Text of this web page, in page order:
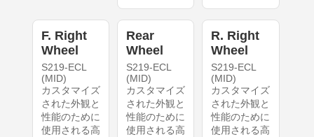
F. Right
Wheel
S219-ECL
(MID)
カスタマイズ
された外観と
性能のために
使用される高
Rear
Wheel
S219-ECL
(MID)
カスタマイズ
された外観と
性能のために
使用される高
R. Right
Wheel
S219-ECL
(MID)
カスタマイズ
された外観と
性能のために
使用される高